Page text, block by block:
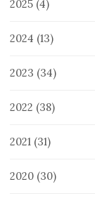
2025 (4)
2024 (13)
2023 (34)
2022 (38)
2021 (31)
2020 (30)